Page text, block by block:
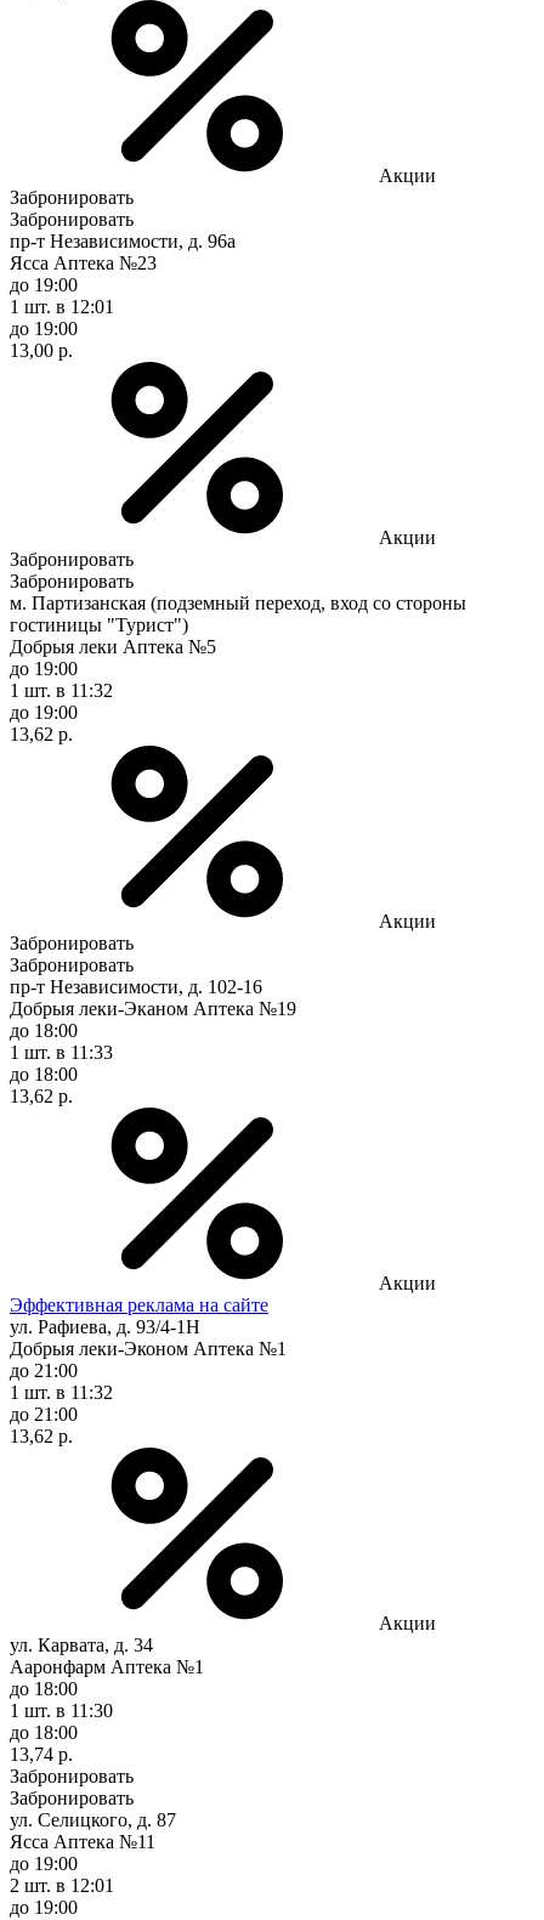
Акции
Забронировать
Забронировать
пр-т Независимости, д. 96а
Ясса Аптека №23
до 19:00
1 шт. в 12:01
до 19:00
13,00 р.
Акции
Забронировать
Забронировать
м. Партизанская (подземный переход, вход со стороны
гостиницы "Турист")
Добрыя леки Аптека №5
до 19:00
1 шт. в 11:32
до 19:00
13,62 р.
Акции
Забронировать
Забронировать
пр-т Независимости, д. 102-16
Добрыя леки-Эканом Аптека №19
до 18:00
1 шт. в 11:33
до 18:00
13,62 р.
Акции
Эффективная реклама на сайте
ул. Рафиева, д. 93/4-1Н
Добрыя леки-Эконом Аптека №1
до 21:00
1 шт. в 11:32
до 21:00
13,62 р.
Акции
ул. Карвата, д. 34
Ааронфарм Аптека №1
до 18:00
1 шт. в 11:30
до 18:00
13,74 р.
Забронировать
Забронировать
ул. Селицкого, д. 87
Ясса Аптека №11
до 19:00
2 шт. в 12:01
до 19:00